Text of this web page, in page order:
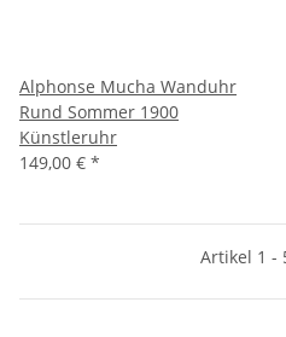
Alphonse Mucha Wanduhr
Rund Sommer 1900
Künstleruhr
149,00 € *
Artikel 1 -